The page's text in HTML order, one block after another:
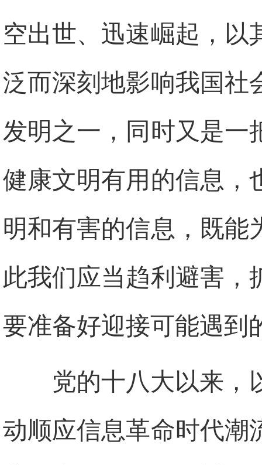
空出世、迅速崛起，以
泛而深刻地影响我国社
发明之一，同时又是一
健康文明有用的信息，
明和有害的信息，既能
此我们应当趋利避害，
要准备好迎接可能遇到
党的十八大以来，
动顺应信息革命时代潮